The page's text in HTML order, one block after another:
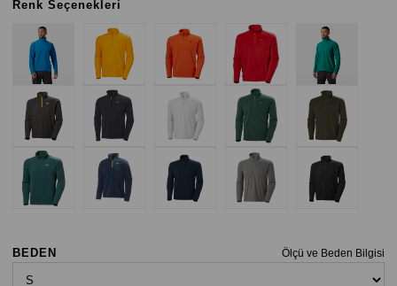
Renk Seçenekleri
Ölçü ve Beden Bilgisi
BEDEN